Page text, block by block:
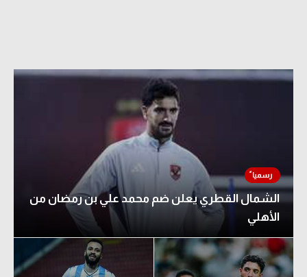
الشمال القطري يعلن ضم محمد علي بن رمضان من
الأهلي